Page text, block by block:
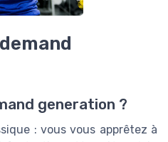
generation ?
: vous vous apprêtez à